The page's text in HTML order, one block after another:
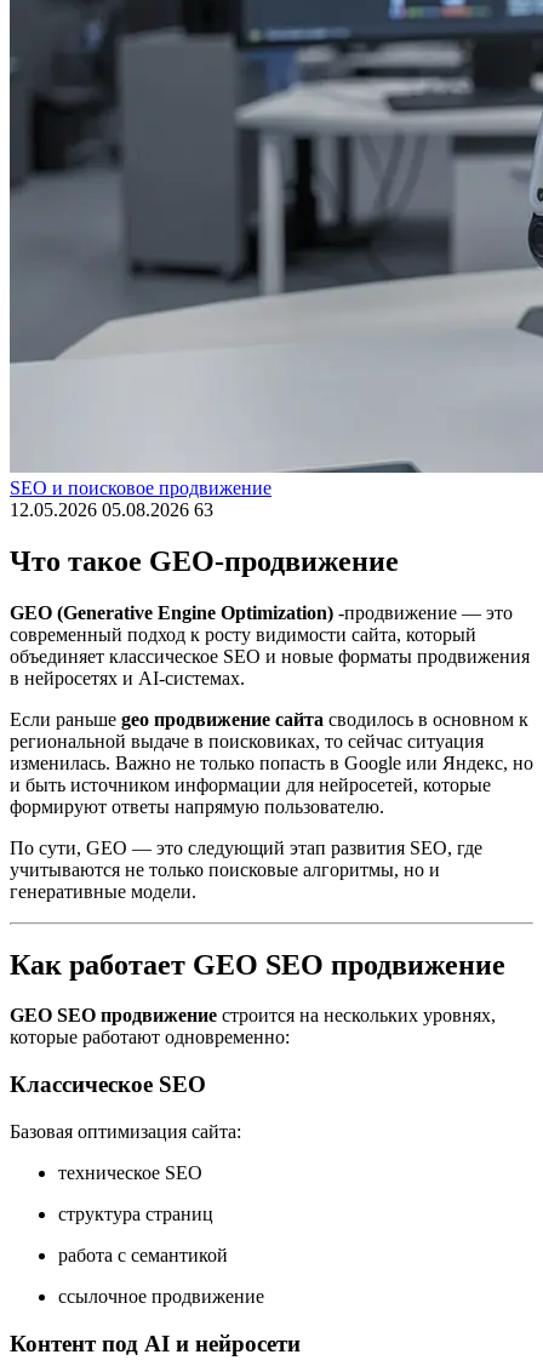
SEO и поисковое продвижение
12.05.2026 05.08.2026 63
Что такое GEO-продвижение
GEO (Generative Engine Optimization) -продвижение — это
современный подход к росту видимости сайта, который
объединяет классическое SEO и новые форматы продвижения
в нейросетях и AI-системах.
Если раньше geo продвижение сайта сводилось в основном к
региональной выдаче в поисковиках, то сейчас ситуация
изменилась. Важно не только попасть в Google или Яндекс, но
и быть источником информации для нейросетей, которые
формируют ответы напрямую пользователю.
По сути, GEO — это следующий этап развития SEO, где
учитываются не только поисковые алгоритмы, но и
генеративные модели.
Как работает GEO SEO продвижение
GEO SEO продвижение строится на нескольких уровнях,
которые работают одновременно:
Классическое SEO
Базовая оптимизация сайта:
техническое SEO
структура страниц
работа с семантикой
ссылочное продвижение
Контент под AI и нейросети